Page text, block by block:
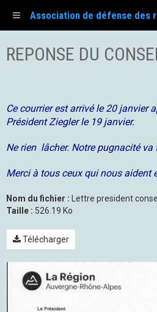
REPONSE DU
Ce courrier est arrivé le 20 janvier
Président Ziegler le 19 janvier.
Ne rien lâcher. Notre pugnacité va
Merci à tous ceux qui nous aident
Nom du fichier : Lettre president
Taille : 526.19 Ko
Télécharger